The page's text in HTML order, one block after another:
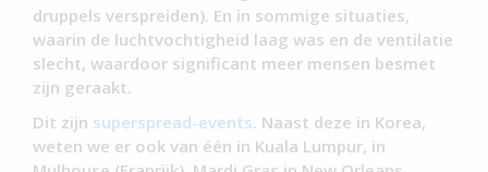
druppels verspreiden). En in sommige situaties,
waarin de luchtvochtigheid laag was en de ventilatie
slecht, waardoor significant meer mensen besmet
zijn geraakt.
Dit zijn superspread-events. Naast deze in Korea,
weten we er ook van één in Kuala Lumpur, in